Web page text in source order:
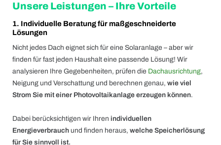
Unsere Leistungen – Ihre Vorteile
1. Individuelle Beratung für maßgeschneiderte
Lösungen
Nicht jedes Dach eignet sich für eine Solaranlage – aber wir
finden für fast jeden Haushalt eine passende Lösung! Wir
analysieren Ihre Gegebenheiten, prüfen die Dachausrichtung,
Neigung und Verschattung und berechnen genau, wie viel
Strom Sie mit einer Photovoltaikanlage erzeugen können.
Dabei berücksichtigen wir Ihren individuellen
Energieverbrauch und finden heraus, welche Speicherlösung
für Sie sinnvoll ist.